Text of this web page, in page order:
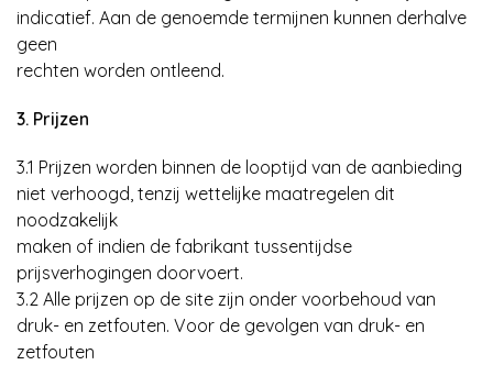
indicatief. Aan de genoemde termijnen kunnen derhalve
geen
rechten worden ontleend.
3. Prijzen
3.1 Prijzen worden binnen de looptijd van de aanbieding
niet verhoogd, tenzij wettelijke maatregelen dit
noodzakelijk
maken of indien de fabrikant tussentijdse
prijsverhogingen doorvoert.
3.2 Alle prijzen op de site zijn onder voorbehoud van
druk- en zetfouten. Voor de gevolgen van druk- en
zetfouten